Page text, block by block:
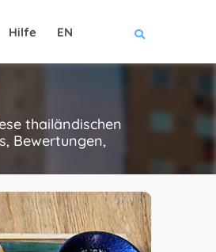
Hilfe EN
thailändischen
Bewertungen,